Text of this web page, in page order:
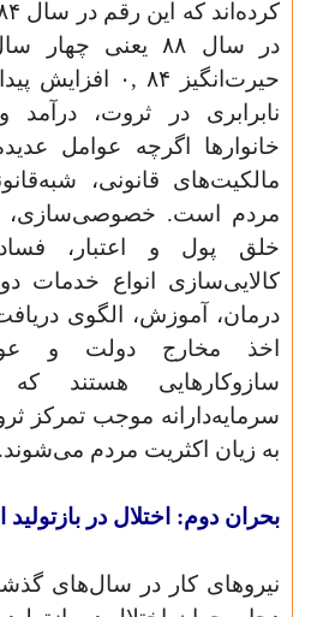
در سال ۸۸ یعنی
حیرت‌انگیز ۸۴
نابرابری در ثروت،
خانوارها اگرچه عوامل
مالکیت‌های قانونی،
مردم است. خصوصی‌سازی،
خلق پول و اعتبار،
کالایی‌سازی انواع خدمات
درمان، آموزش، الگوی
اخذ مخارج دولت و
سازوکارهایی هستند که
سرمایه‌دارانه موجب تمرکز
به زیان اکثریت مردم می‌شوند.
بحران دوم: اختلال در
نیروهای کار در سال‌های